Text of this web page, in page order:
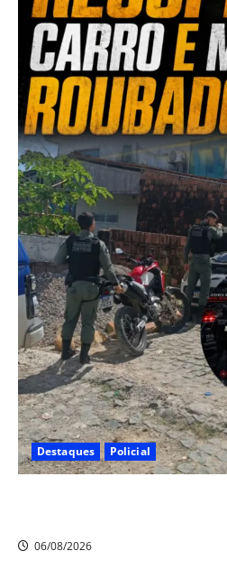
Destaques Policial
06/08/2026